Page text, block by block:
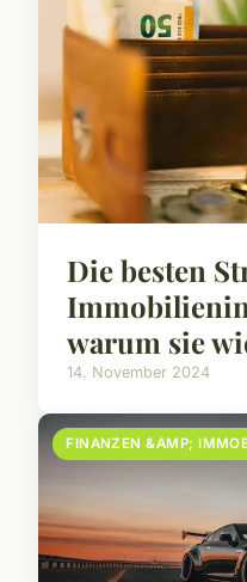
Die besten
warum sie
14. November 2024
FINANZEN &AMP;